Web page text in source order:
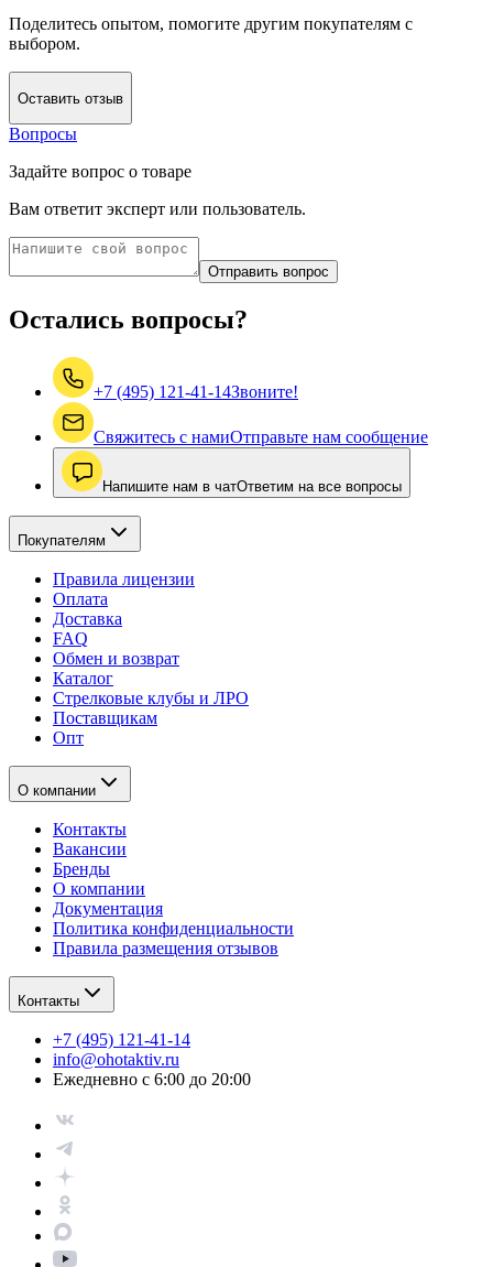
Поделитесь опытом, помогите другим покупателям с
выбором.
Оставить отзыв
Вопросы
Задайте вопрос о товаре
Вам ответит эксперт или пользователь.
Отправить вопрос
Остались вопросы?
+7 (495) 121-41-14Звоните!
Свяжитесь с намиОтправьте нам сообщение
Напишите нам в чатОтветим на все вопросы
Покупателям
Правила лицензии
Оплата
Доставка
FAQ
Обмен и возврат
Каталог
Стрелковые клубы и ЛРО
Поставщикам
Опт
О компании
Контакты
Вакансии
Бренды
О компании
Документация
Политика конфиденциальности
Правила размещения отзывов
Контакты
+7 (495) 121-41-14
info@ohotaktiv.ru
Ежедневно с 6:00 до 20:00